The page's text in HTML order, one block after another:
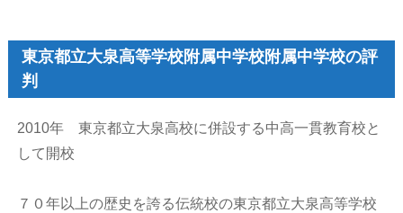
東京都立大泉高等学校附属中学校附属中学校の評
判
2010年 東京都立大泉高校に併設する中高一貫教育校と
して開校
７０年以上の歴史を誇る伝統校の東京都立大泉高等学校